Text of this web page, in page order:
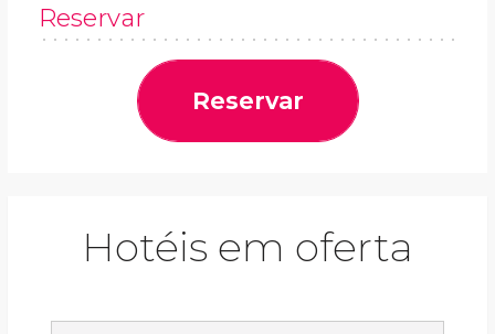
Reservar
Reservar
Hotéis em oferta